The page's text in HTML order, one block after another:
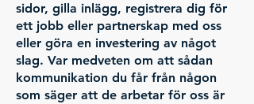
sidor, gilla inlägg, registrera dig för
ett jobb eller partnerskap med oss
eller göra en investering av något
slag. Var medveten om att sådan
kommunikation du får från någon
som säger att de arbetar för oss är